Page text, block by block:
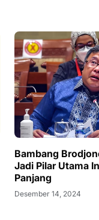
Bambang
Jadi Pilar Utama
Panjang
Desember 14, 2024